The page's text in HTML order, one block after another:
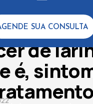
SUA CONSULTA
de
é,